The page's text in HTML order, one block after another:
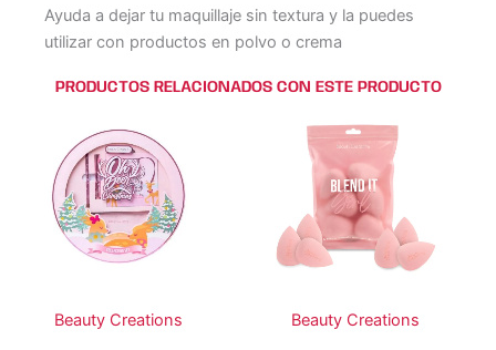
Ayuda a dejar tu maquillaje sin textura y la puedes
utilizar con productos en polvo o crema
PRODUCTOS RELACIONADOS CON ESTE PRODUCTO
Beauty Creations Beauty Creations